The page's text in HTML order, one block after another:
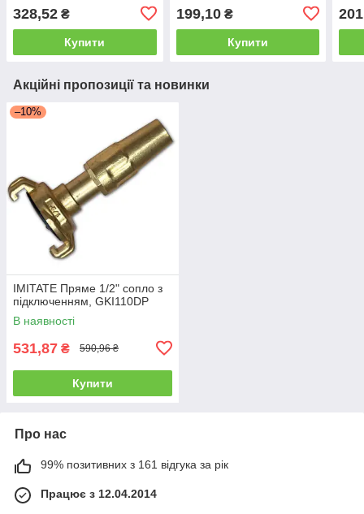
328,52 ₴
Купити
199,10₴
Купити
Акційні пропозиції та новинки
–10%
IMITATE Пряме 1/2" сопло з
підключенням, GKI110DP
В наявності
531,87 ₴ 590,96 ₴
Купити
Про нас
99% позитивних з 161 відгука за рік
Працює з 12.04.2014